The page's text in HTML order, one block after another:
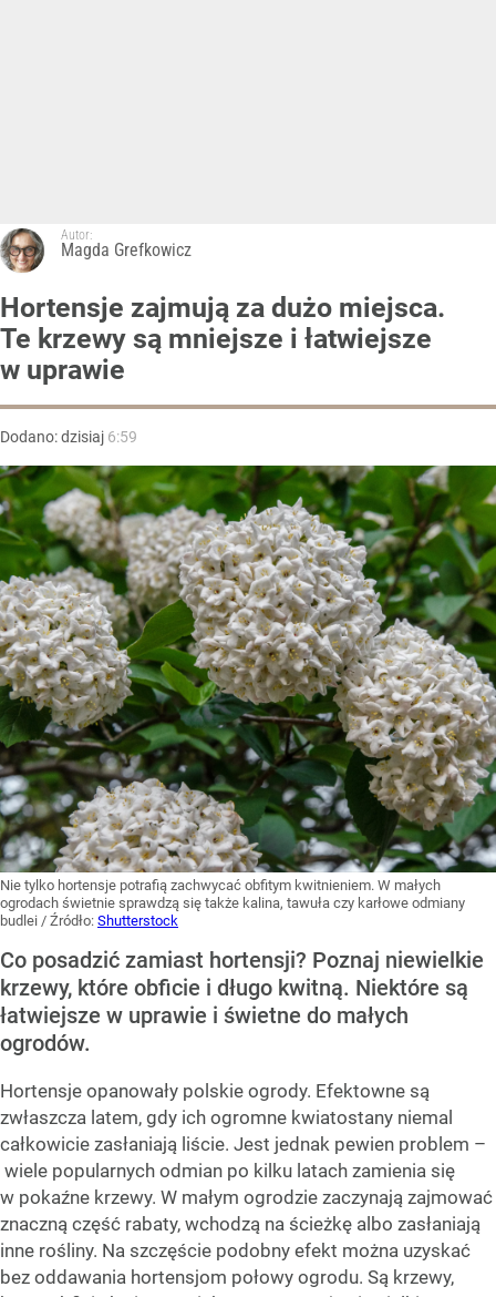
Autor:
Magda Grefkowicz
Hortensje zajmują za dużo miejsca.
Te krzewy są mniejsze i łatwiejsze
w uprawie
Dodano:dzisiaj 6:59
Nie tylko hortensje potrafią zachwycać obfitym kwitnieniem. W małych
ogrodach świetnie sprawdzą się także kalina, tawuła czy karłowe odmiany
budlei / Źródło: Shutterstock
Co posadzić zamiast hortensji? Poznaj niewielkie
krzewy, które obficie i długo kwitną. Niektóre są
łatwiejsze w uprawie i świetne do małych
ogrodów.
Hortensje opanowały polskie ogrody. Efektowne są
zwłaszcza latem, gdy ich ogromne kwiatostany niemal
całkowicie zasłaniają liście. Jest jednak pewien problem –
wiele popularnych odmian po kilku latach zamienia się
w pokaźne krzewy. W małym ogrodzie zaczynają zajmować
znaczną część rabaty, wchodzą na ścieżkę albo zasłaniają
inne rośliny. Na szczęście podobny efekt można uzyskać
bez oddawania hortensjom połowy ogrodu. Są krzewy,